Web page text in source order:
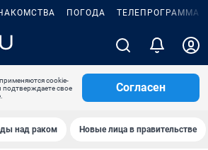
ПОГОДА ТЕЛЕПРОГРАММА
cookie-
подтверждаете свое
Согласен
над раком Новые лица в правительстве